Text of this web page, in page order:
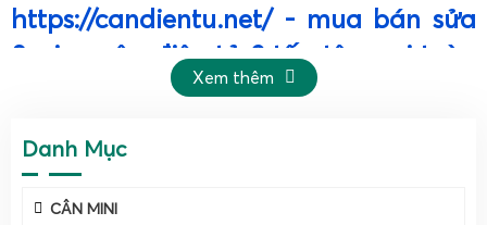
Danh Mục
CÂN MINI
https://candientu.net/ - mua bán sửa
& giao cân điện tử 2 tấn tận nơi toàn
quốc, Lào & Campuchia.
Cân Điện Tử Gia Phát – công ty chuyên nghiệp về
cân điện tử 2 tấn.
Xem thêm